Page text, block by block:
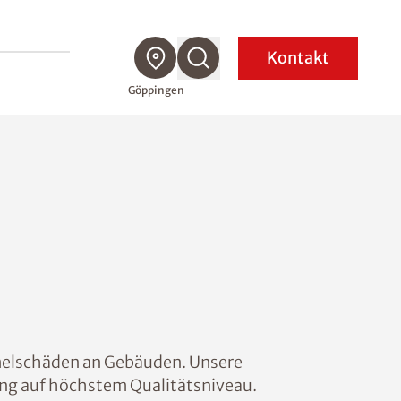
Göppingen
Kontakt
an Gebäuden. Unsere
auf höchstem Qualitätsniveau.